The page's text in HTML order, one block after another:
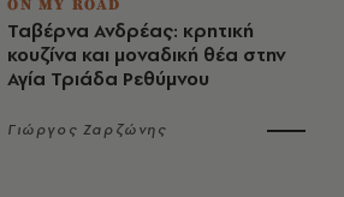
ON MY ROAD
Ταβέρνα Ανδρέας: κρητική
κουζίνα και μοναδική θέα στην
Αγία Τριάδα Ρεθύμνου
Γιώργος Ζαρζώνης